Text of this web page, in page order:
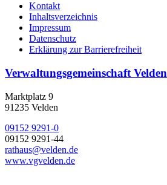
Kontakt
Inhaltsverzeichnis
Impressum
Datenschutz
Erklärung zur Barrierefreiheit
Verwaltungsgemeinschaft Velden
Marktplatz 9
91235 Velden
09152 9291-0
09152 9291-44
rathaus@velden.de
www.vgvelden.de